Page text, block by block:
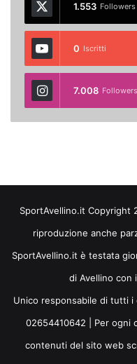
1.553 Followers
0 Iscritti
7.008 Followers
SportAvellino.it Copyright
riproduzione anche
SportAvellino.it è testata
di Avellino con
Unico responsabile di tutti i
02654410642 | Per ogni
contenuti del sito web